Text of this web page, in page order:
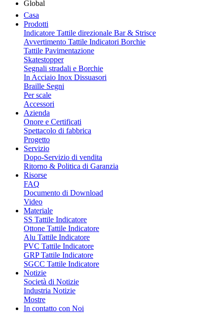
Global
Casa
Prodotti
Indicatore Tattile direzionale Bar & Strisce
Avvertimento Tattile Indicatori Borchie
Tattile Pavimentazione
Skatestopper
Segnali stradali e Borchie
In Acciaio Inox Dissuasori
Braille Segni
Per scale
Accessori
Azienda
Onore e Certificati
Spettacolo di fabbrica
Progetto
Servizio
Dopo-Servizio di vendita
Ritorno & Politica di Garanzia
Risorse
FAQ
Documento di Download
Video
Materiale
SS Tattile Indicatore
Ottone Tattile Indicatore
Alu Tattile Indicatore
PVC Tattile Indicatore
GRP Tattile Indicatore
SGCC Tattile Indicatore
Notizie
Società di Notizie
Industria Notizie
Mostre
In contatto con Noi